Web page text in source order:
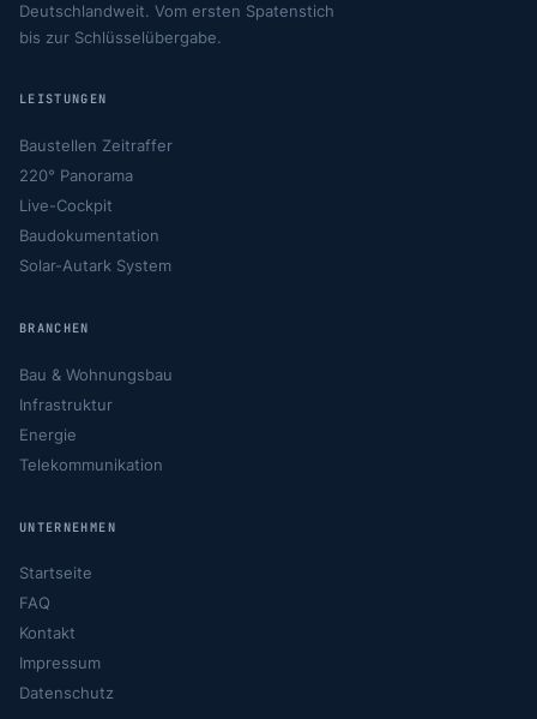
Deutschlandweit. Vom ersten Spatenstich
bis zur Schlüsselübergabe.
LEISTUNGEN
Baustellen Zeitraffer
220° Panorama
Live-Cockpit
Baudokumentation
Solar-Autark System
BRANCHEN
Bau & Wohnungsbau
Infrastruktur
Energie
Telekommunikation
UNTERNEHMEN
Startseite
FAQ
Kontakt
Impressum
Datenschutz